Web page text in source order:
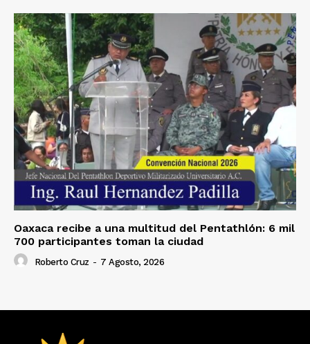
Oaxaca recibe a una multitud del Pentathlón: 6 mil
700 participantes toman la ciudad
Roberto Cruz - 7 Agosto, 2026